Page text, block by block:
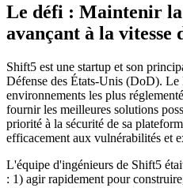
Chainguard Libraries
Le défi : Maintenir
avançant à la vitesse
Shift5 est une startup et son
Défense des États-Unis (DoD). Le
environnements les plus
fournir les meilleures solutions
priorité à la sécurité de sa
efficacement aux vulnérabilités et
L'équipe d'ingénieurs de Shift5
: 1) agir rapidement pour